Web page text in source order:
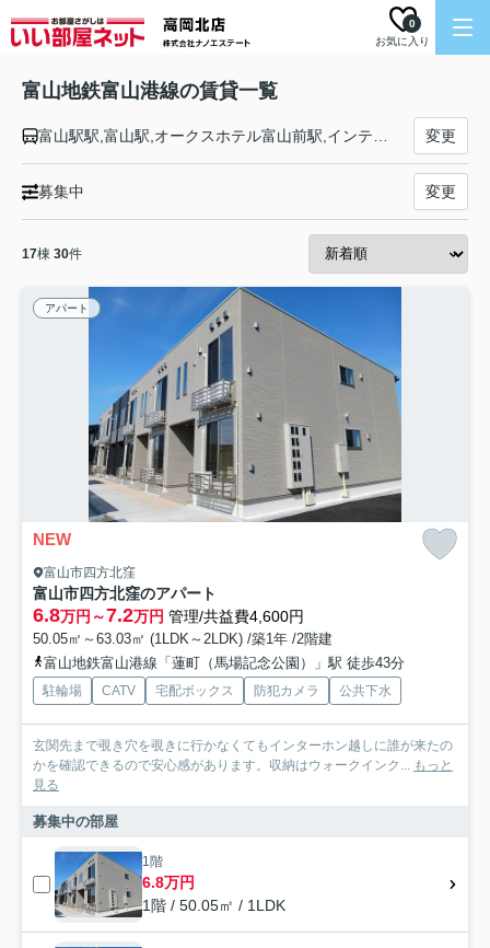
お気に入り
0
富山地鉄富山港線の賃貸一覧
変更
募集中 変更
17棟 30件
アパート
NEW
富山市四方北窪
富山市四方北窪のアパート
6.8万円～7.2万円 管理/共益費4,600円
50.05㎡～63.03㎡ (1LDK～2LDK) /築1年 /2階建
富山地鉄富山港線「蓮町（馬場記念公園）」駅 徒歩43分
駐輪場 CATV 宅配ボックス 防犯カメラ 公共下水
玄関先まで覗き穴を覗きに行かなくてもインターホン越しに誰が来たの
かを確認できるので安心感があります。収納はウォークインク... もっと
見る
募集中の部屋
1階
6.8万円
1階 / 50.05㎡ / 1LDK